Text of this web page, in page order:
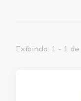
Exibindo: 1 - 1 de